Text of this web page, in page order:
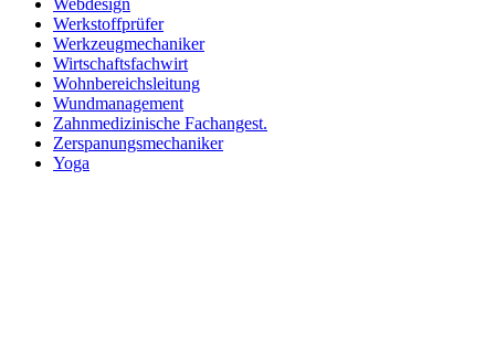
Webdesign
Werkstoffprüfer
Werkzeugmechaniker
Wirtschaftsfachwirt
Wohnbereichsleitung
Wundmanagement
Zahnmedizinische Fachangest.
Zerspanungsmechaniker
Yoga